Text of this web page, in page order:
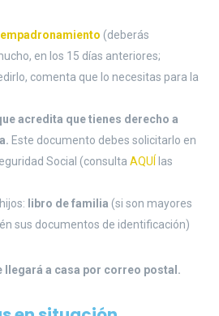
empadronamiento (deberás
en los 15 días anteriores;
comenta que lo necesitas para la
acredita que tienes derecho a
Este documento debes solicitarlo en
Social (consulta AQUÍ
las
libro de familia (si son mayores
sus documentos de identificación)
llegará a casa por correo postal.